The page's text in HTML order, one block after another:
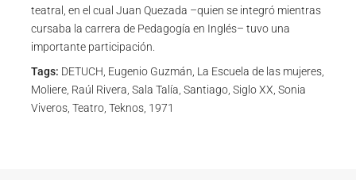
teatral, en el cual Juan Quezada –quien se integró mientras
cursaba la carrera de Pedagogía en Inglés– tuvo una
importante participación.
Tags: DETUCH, Eugenio Guzmán, La Escuela de las mujeres,
Moliere, Raúl Rivera, Sala Talía, Santiago, Siglo XX, Sonia
Viveros, Teatro, Teknos, 1971